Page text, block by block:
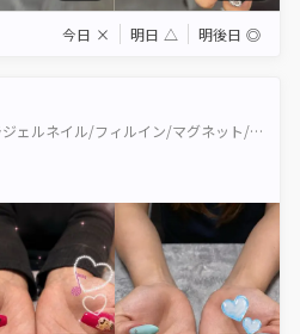
今日 × 明日 △ 明後日 ◎
Toyale 神戸三宮 [パラジェルネイル/フィルイン/マグネット/長さだし/持ち込み]